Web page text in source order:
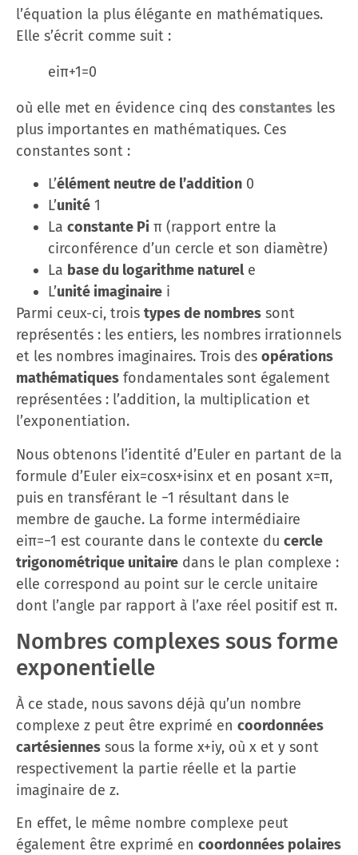
l’équation la plus élégante en mathématiques.
Elle s’écrit comme suit :
eiπ+1=0
où elle met en évidence cinq des constantes les
plus importantes en mathématiques. Ces
constantes sont :
L’élément neutre de l’addition 0
L’unité 1
La constante Pi π (rapport entre la
circonférence d’un cercle et son diamètre)
La base du logarithme naturele
L’unité imaginaire i
Parmi ceux-ci, trois types de nombres sont
représentés : les entiers, les nombres irrationnels
et les nombres imaginaires. Trois des opérations
mathématiques fondamentales sont également
représentées : l’addition, la multiplication et
l’exponentiation.
Nous obtenons l’identité d’Euler en partant de la
formule d’Euler eix=cos⁡x+isin⁡x et en posant x=π,
puis en transférant le −1 résultant dans le
membre de gauche. La forme intermédiaire
eiπ=−1 est courante dans le contexte du cercle
trigonométrique unitaire dans le plan complexe :
elle correspond au point sur le cercle unitaire
dont l’angle par rapport à l’axe réel positif est π.
Nombres complexes sous forme
exponentielle
À ce stade, nous savons déjà qu’un nombre
complexe z peut être exprimé en coordonnées
cartésiennes sous la forme x+iy, où x et y sont
respectivement la partie réelle et la partie
imaginaire de z.
En effet, le même nombre complexe peut
également être exprimé en coordonnées polaires